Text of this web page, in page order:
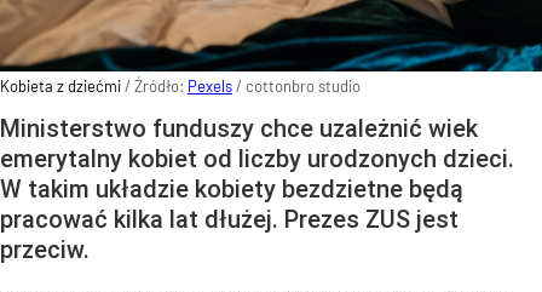
Kobieta z dziećmi/ Źródło: Pexels/ cottonbro studio
Ministerstwo funduszy chce uzależnić wiek
emerytalny kobiet od liczby urodzonych dzieci.
W takim układzie kobiety bezdzietne będą
pracować kilka lat dłużej. Prezes ZUS jest
przeciw.